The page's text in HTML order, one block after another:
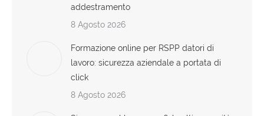
addestramento
8 Agosto 2026
Formazione online per RSPP datori di
lavoro: sicurezza aziendale a portata di
click
8 Agosto 2026